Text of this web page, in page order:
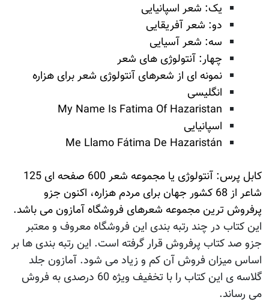
یک: شعر اسپانیایی
دو: شعر آفریقایی
سه: شعر آسیایی
چهار: آنتولوژی های شعر
نمونه ای از شعرهای آنتولوژی شعر برای هزاره
انگلیسی
My Name Is Fatima Of Hazaristan
اسپانیایی
Me Llamo Fátima De Hazaristán
کابل پرس: آنتولوژی یا مجموعه شعر 600 صفحه ای 125
شاعر از 68 کشور جهان برای مردم هزاره، اکنون جزو
پرفروش ترین مجموعه شعرهای فروشگاه آمازون می باشد.
این کتاب در چند رتبه بندی این فروشگاه معروف و معتبر
جزو صد کتاب پرفروش قرار گرفته است. این رتبه بندی ها بر
اساس میزان فروش آن کم و زیاد می شود. آمازون جلد
گلاسه ی این کتاب را با تخفیف ويژه 60 درصدی به فروش
می رساند.